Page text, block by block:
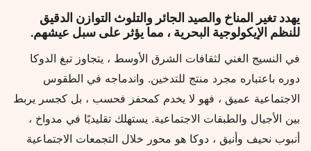
يهدد تغير المناخ والصيد الجائر والتلوث التوازن الدقيق
للنظم الإيكولوجية البحرية ، مما يؤثر على سبل عيشهم.
في النسيج الغني لثقافات الشرق الأوسط ، يتجاوز تبغ الدوكا
دوره باعتباره مجرد منتج للتدخين. واندماجه في الطقوس
الاجتماعية عميق ، فهو لا يخدم كمحفز فحسب ، بل كجسر يربط
بين الأجيال والطبقات الاجتماعية. يستهلك تقليديًا في مدواخ ،
أنبوب نحيف وأنيق ، دوكا هو محور خلال التجمعات الاجتماعية